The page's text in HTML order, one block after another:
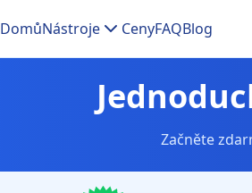
DomůNástroje CenyFAQBlog
Začněte